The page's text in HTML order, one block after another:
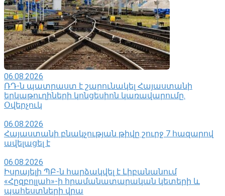
06.08.2026
ՌԴ-ն պատրաստ է շարունակել Հայաստանի
երկաթուղիների կոնցեսիոն կառավարումը.
Օվերչուկ
06.08.2026
Հայաստանի բնակչության թիվը շուրջ 7 հազարով
ավելացել է
06.08.2026
Իսրայելի ՊԲ-ն հարձակվել է Լիբանանում
«Հըզբոլլահ»-ի հրամանատարական կետերի և
պահեստների վրա